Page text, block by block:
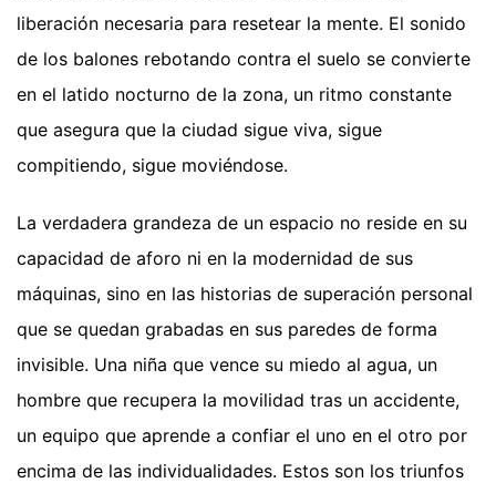
liberación necesaria para resetear la mente. El sonido
de los balones rebotando contra el suelo se convierte
en el latido nocturno de la zona, un ritmo constante
que asegura que la ciudad sigue viva, sigue
compitiendo, sigue moviéndose.
La verdadera grandeza de un espacio no reside en su
capacidad de aforo ni en la modernidad de sus
máquinas, sino en las historias de superación personal
que se quedan grabadas en sus paredes de forma
invisible. Una niña que vence su miedo al agua, un
hombre que recupera la movilidad tras un accidente,
un equipo que aprende a confiar el uno en el otro por
encima de las individualidades. Estos son los triunfos